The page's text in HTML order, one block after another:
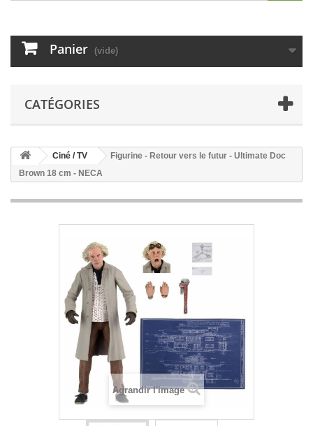
Panier (vide)
CATÉGORIES
Ciné / TV
Figurine - Retour vers le futur - Ultimate Doc
Brown 18 cm - NECA
Agrandir l'image